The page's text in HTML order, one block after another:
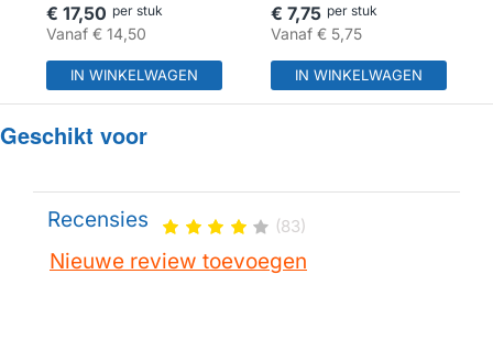
€ 17,50 per stuk
Vanaf € 14,50
IN WINKELWAGEN
€ 7,75 per stuk
Vanaf€ 5,75
IN WINKELWAGEN
Geschikt voor
Recensies (83)
Nieuwe review toevoegen